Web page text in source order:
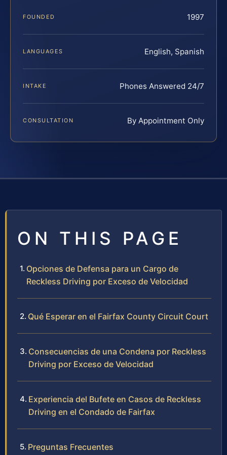
FOUNDED 1997
LANGUAGES English, Spanish
INTAKE Phones Answered 24/7
CONSULTATION By Appointment Only
ON THIS PAGE
Opciones de Defensa para un Cargo de
Reckless Driving por Exceso de Velocidad
Qué Esperar en el Fairfax County Circuit Court
Consecuencias de una Condena por Reckless
Driving por Exceso de Velocidad
Experiencia del Bufete en Casos de Reckless
Driving en el Condado de Fairfax
Preguntas Frecuentes